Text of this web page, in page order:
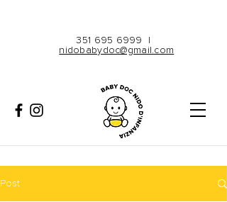
351 695 6999
nidobabydoc@gmail.com
Post